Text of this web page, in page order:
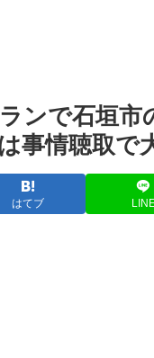
ンで石垣市
事情聴取で
はてブ